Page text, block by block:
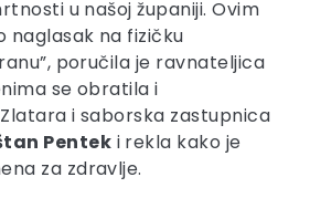
u našoj županiji. Ovim
naglasak na fizičku
poručila je ravnateljica
se obratila i
i saborska zastupnica
Pentek i rekla kako je
za zdravlje.